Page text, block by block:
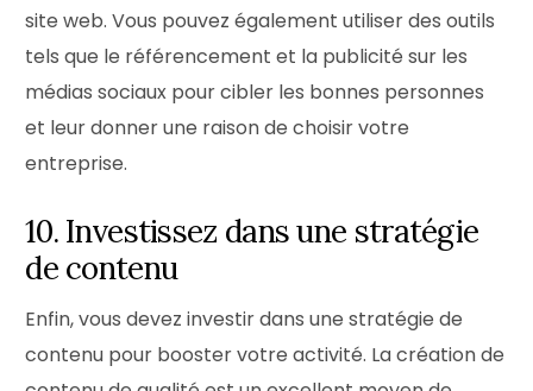
site web. Vous pouvez également utiliser des outils
tels que le référencement et la publicité sur les
médias sociaux pour cibler les bonnes personnes
et leur donner une raison de choisir votre
entreprise.
10. Investissez dans une stratégie
de contenu
Enfin, vous devez investir dans une stratégie de
contenu pour booster votre activité. La création de